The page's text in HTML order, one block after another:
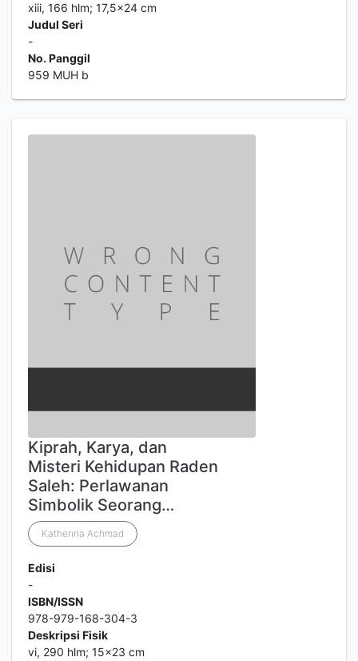
xiii, 166 hlm; 17,5x24 cm
Judul Seri
-
No. Panggil
959 MUH b
Kiprah, Karya, dan
Misteri Kehidupan Raden
Saleh: Perlawanan
Simbolik Seorang…
Katherina Achmad
Edisi
-
ISBN/ISSN
978-979-168-304-3
Deskripsi Fisik
vi, 290 hlm; 15x23 cm